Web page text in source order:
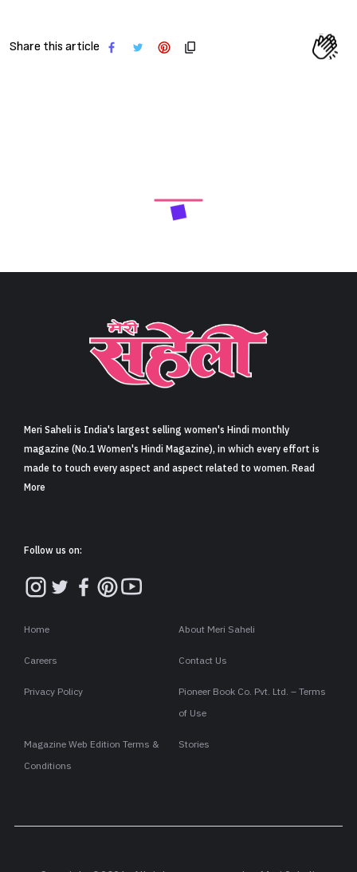
Share this article
Meri Saheli is India's largest selling women's Hindi monthly
magazine (No.1 Women's Hindi Magazine), in which every effort is
made to touch every aspect and aspect related to women. Read
More
Follow us on:
Home About Meri Saheli
Careers Contact Us
Privacy Policy
Pioneer Book Co. Pvt. Ltd. – Terms
of Use
Magazine Web Edition Terms &
Conditions
Stories